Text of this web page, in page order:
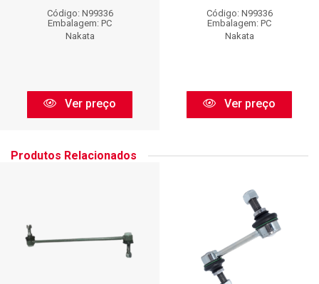
Código: N99336
Embalagem: PC
Nakata
Ver preço
Código: N99336
Embalagem: PC
Nakata
Ver preço
Produtos Relacionados